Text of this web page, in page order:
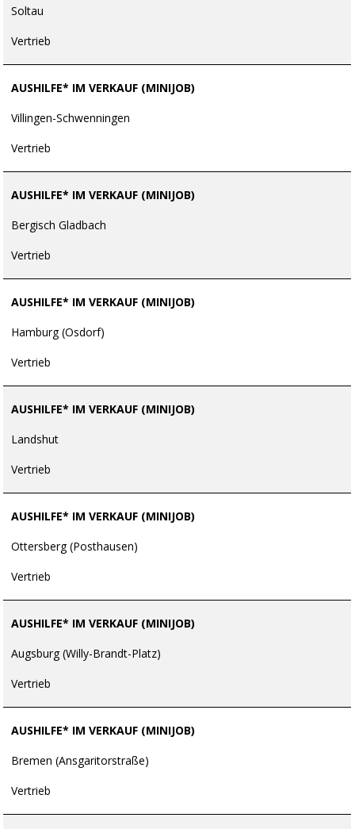
Soltau
Vertrieb
AUSHILFE* IM VERKAUF (MINIJOB)
Villingen-Schwenningen
Vertrieb
AUSHILFE* IM VERKAUF (MINIJOB)
Bergisch Gladbach
Vertrieb
AUSHILFE* IM VERKAUF (MINIJOB)
Hamburg (Osdorf)
Vertrieb
AUSHILFE* IM VERKAUF (MINIJOB)
Landshut
Vertrieb
AUSHILFE* IM VERKAUF (MINIJOB)
Ottersberg (Posthausen)
Vertrieb
AUSHILFE* IM VERKAUF (MINIJOB)
Augsburg (Willy-Brandt-Platz)
Vertrieb
AUSHILFE* IM VERKAUF (MINIJOB)
Bremen (Ansgaritorstraße)
Vertrieb